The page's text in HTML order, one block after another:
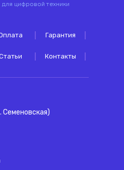
для цифровой техники
Гарантия
Контакты
Семеновская)